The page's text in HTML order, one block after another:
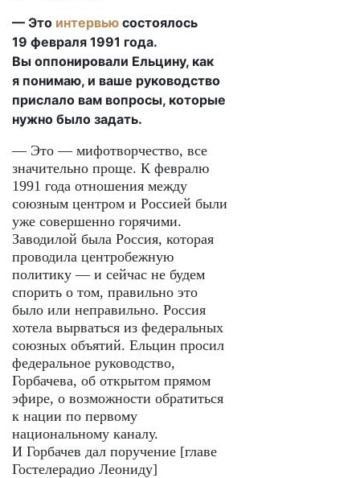
— Это интервью состоялось
19 февраля 1991 года.
Вы оппонировали Ельцину, как
я понимаю, и ваше руководство
прислало вам вопросы, которые
нужно было задать.
— Это — мифотворчество, все
значительно проще. К февралю
1991 года отношения между
союзным центром и Россией были
уже совершенно горячими.
Заводилой была Россия, которая
проводила центробежную
политику — и сейчас не будем
спорить о том, правильно это
было или неправильно. Россия
хотела вырваться из федеральных
союзных объятий. Ельцин просил
федеральное руководство,
Горбачева, об открытом прямом
эфире, о возможности обратиться
к нации по первому
национальному каналу.
И Горбачев дал поручение [главе
Гостелерадио Леониду]